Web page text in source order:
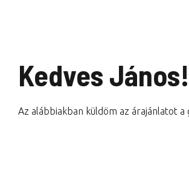
Kedves János!
Az alábbiakban küldöm az árajánlatot